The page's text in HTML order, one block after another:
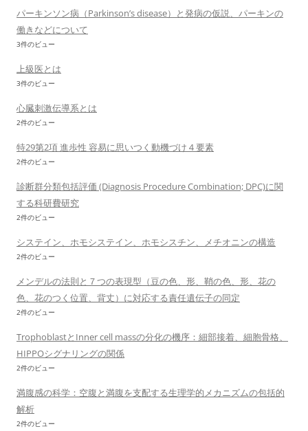
パーキンソン病（Parkinson’s disease）と発病の仮説、パーキンの
働きなどについて
3件のビュー
上級医とは
3件のビュー
心臓刺激伝導系とは
2件のビュー
特29第2項 進歩性 容易に思いつく動機づけ４要素
2件のビュー
診断群分類包括評価 (Diagnosis Procedure Combination; DPC)に関
する科研費研究
2件のビュー
システイン、ホモシステイン、ホモシスチン、メチオニンの構造
2件のビュー
メンデルの法則と７つの表現型（豆の色、形、鞘の色、形、花の
色、花のつく位置、背丈）に対応する責任遺伝子の同定
2件のビュー
TrophoblastとInner cell massの分化の機序：細部接着、細胞骨格、
HIPPOシグナリングの関係
2件のビュー
満腹感の科学：空腹と満腹を支配する生理学的メカニズムの包括的
解析
2件のビュー